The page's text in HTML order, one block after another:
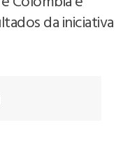
da iniciativa